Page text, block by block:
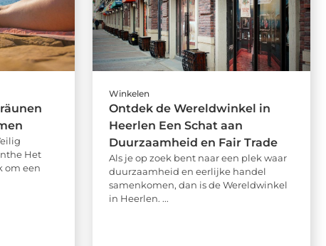
Het
om een
Winkelen
Ontdek de Wereldwinkel in
Heerlen Een Schat aan
Duurzaamheid en Fair Trade
Als je op zoek bent naar een plek waar
duurzaamheid en eerlijke handel
samenkomen, dan is de Wereldwinkel
in Heerlen. ...